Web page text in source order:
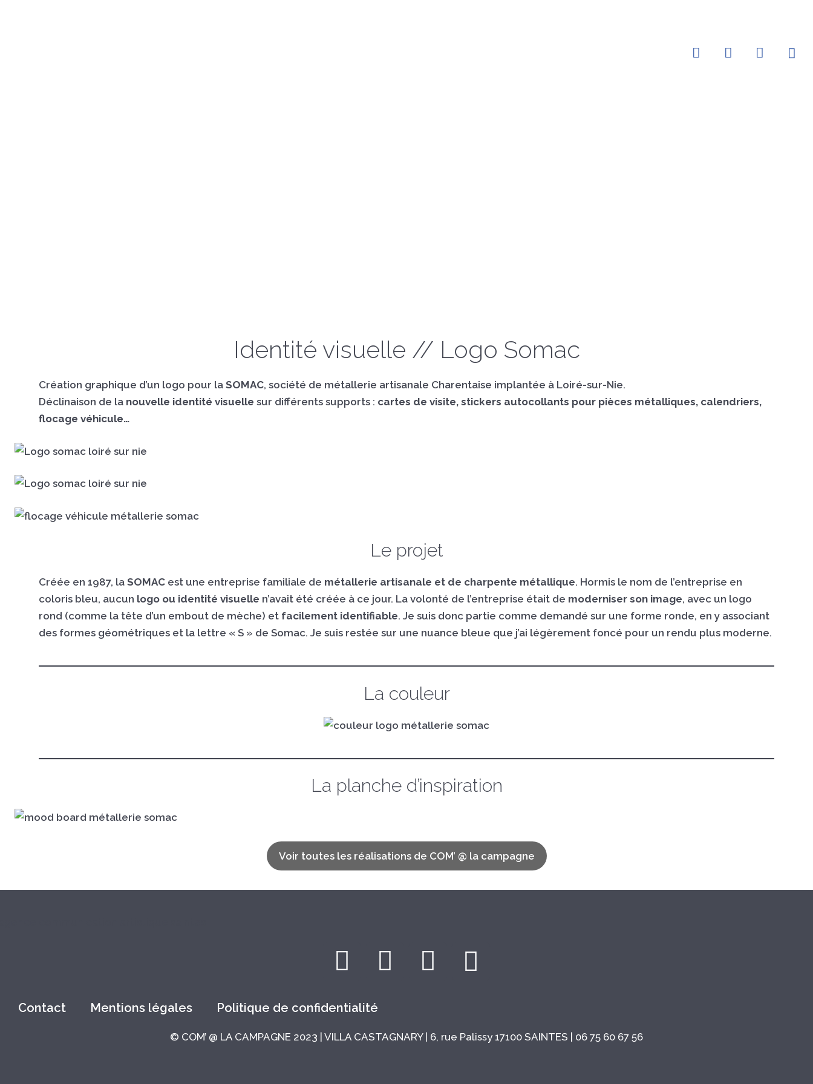
Identité visuelle // Logo Somac
Création graphique d’un logo pour la SOMAC, société de métallerie artisanale Charentaise implantée à Loiré-sur-Nie.
Déclinaison de la nouvelle identité visuelle sur différents supports : cartes de visite, stickers autocollants pour pièces métalliques, calendriers,
flocage véhicule…
Le projet
Créée en 1987, la SOMAC est une entreprise familiale de métallerie artisanale et de charpente métallique. Hormis le nom de l’entreprise en
coloris bleu, aucun logo ou identité visuelle n’avait été créée à ce jour. La volonté de l’entreprise était de moderniser son image, avec un logo
rond (comme la tête d’un embout de mèche) et facilement identifiable. Je suis donc partie comme demandé sur une forme ronde, en y associant
des formes géométriques et la lettre « S » de Somac. Je suis restée sur une nuance bleue que j’ai légèrement foncé pour un rendu plus moderne.
La couleur
La planche d’inspiration
Voir toutes les réalisations de COM’ @ la campagne
Contact Mentions légales Politique de confidentialité
© COM’ @ LA CAMPAGNE 2023 | VILLA CASTAGNARY | 6, rue Palissy 17100 SAINTES | 06 75 60 67 56